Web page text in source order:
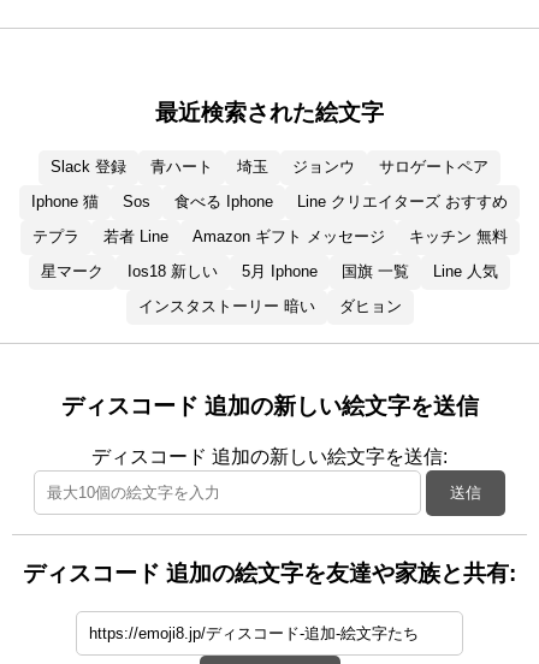
最近検索された絵文字
Slack 登録 青ハート 埼玉 ジョンウ
サロゲートペア
Iphone 猫
Sos 食べる Iphone
Line クリエイターズ おすすめ
テプラ
若者 Line Amazon ギフト メッセージ
キッチン 無料
星マーク
Ios18 新しい 5月 Iphone 国旗 一覧
Line 人気
インスタストーリー 暗い
ダヒョン
ディスコード 追加の新しい絵文字を送信
ディスコード 追加の新しい絵文字を送信:
送信
ディスコード 追加の絵文字を友達や家族と共有: